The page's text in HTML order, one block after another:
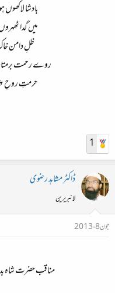
بادشا
میں گدا
ظلِ دامن
روے رحمت
حرمتِ روحِ
1
ڈاکٹر مشاہد رضوی
لائبریرین
جون 8، 2013
مناقب حضرت شاہ